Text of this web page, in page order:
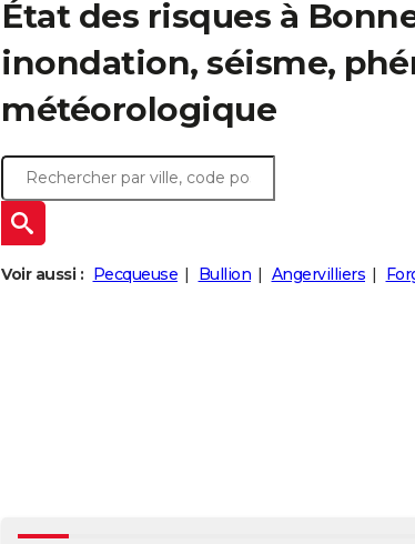
État des risques à
inondation, séisme,
météorologique
Voir aussi : Pecqueuse Bullion Angervilliers